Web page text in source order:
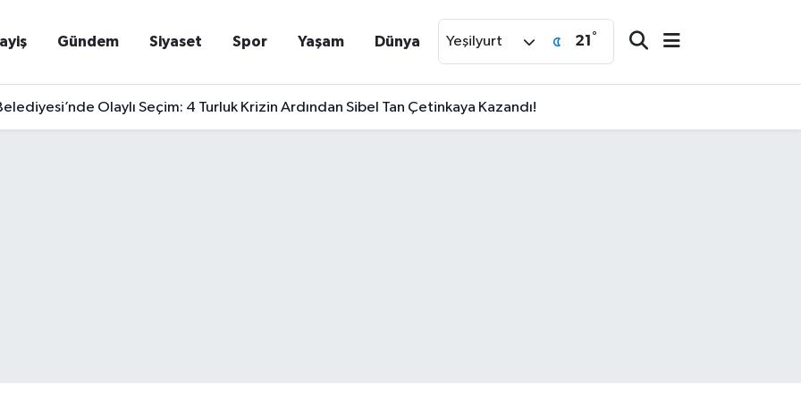
Gündem Siyaset Spor Yaşam Dünya Yeşilyurt 21 °
Olaylı Seçim: 4 Turluk Krizin Ardından Sibel Tan Çetinkaya Kazandı!
Yakalanan Suikast Timi Firarisi Burkay Karatepe Tutuklandı!